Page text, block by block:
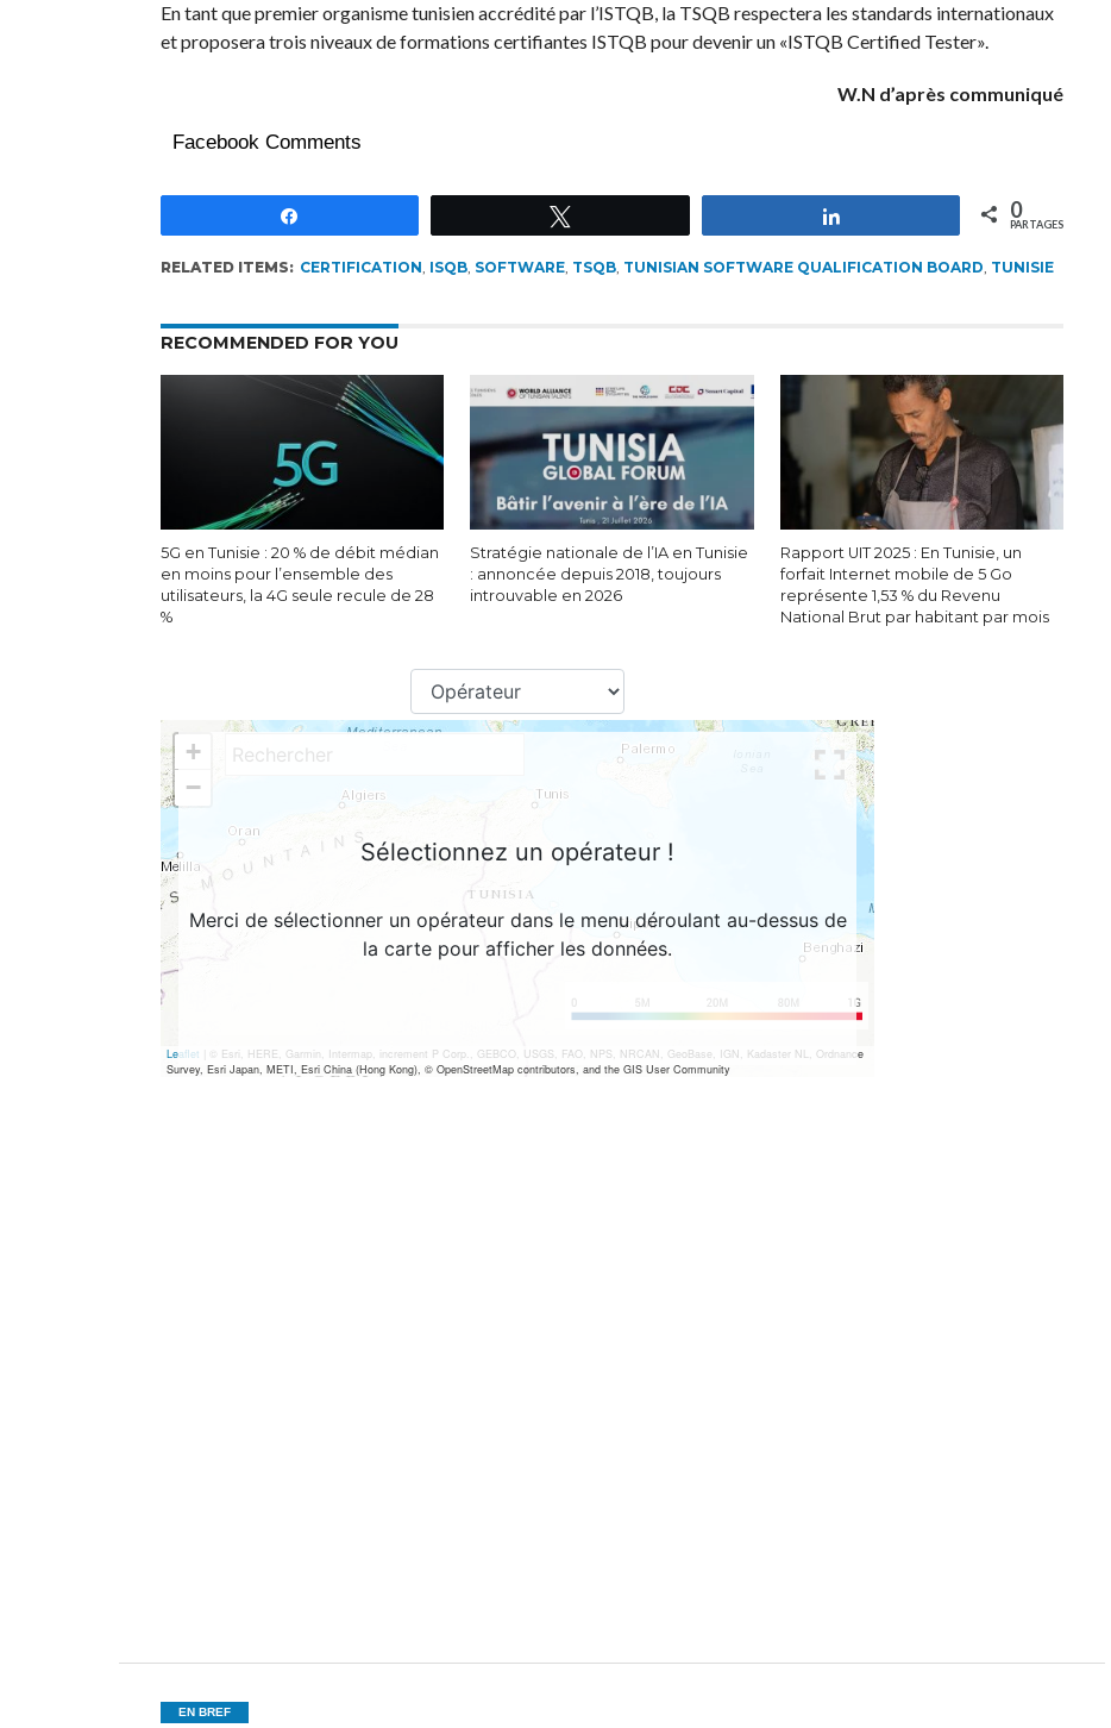
En tant que premier organisme tunisien accrédité par l’ISTQB, la TSQB respectera les standards internationaux
et proposera trois niveaux de formations certifiantes ISTQB pour devenir un «ISTQB Certified Tester».
W.N d’après communiqué
Facebook Comments
0
PARTAGES
RELATED ITEMS: CERTIFICATION, ISQB, SOFTWARE, TSQB, TUNISIAN SOFTWARE QUALIFICATION BOARD, TUNISIE
RECOMMENDED FOR YOU
5G en Tunisie : 20 % de débit médian
en moins pour l’ensemble des
utilisateurs, la 4G seule recule de 28
%
Stratégie nationale de l’IA en Tunisie
: annoncée depuis 2018, toujours
introuvable en 2026
Rapport UIT 2025 : En Tunisie, un
forfait Internet mobile de 5 Go
représente 1,53 % du Revenu
National Brut par habitant par mois
EN BREF